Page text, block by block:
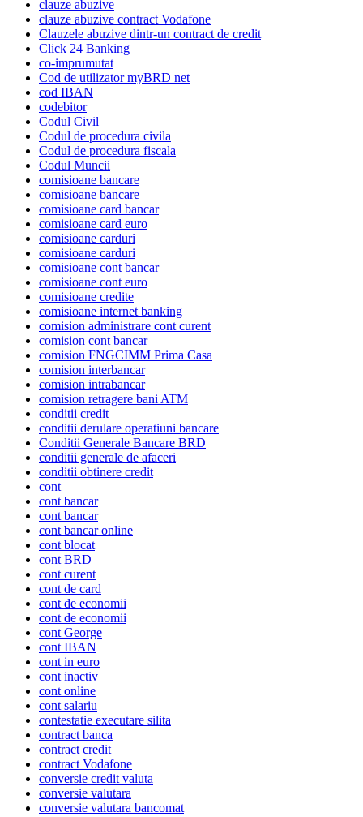
clauze abuzive
clauze abuzive contract Vodafone
Clauzele abuzive dintr-un contract de credit
Click 24 Banking
co-imprumutat
Cod de utilizator myBRD net
cod IBAN
codebitor
Codul Civil
Codul de procedura civila
Codul de procedura fiscala
Codul Muncii
comisioane bancare
comisioane bancare
comisioane card bancar
comisioane card euro
comisioane carduri
comisioane carduri
comisioane cont bancar
comisioane cont euro
comisioane credite
comisioane internet banking
comision administrare cont curent
comision cont bancar
comision FNGCIMM Prima Casa
comision interbancar
comision intrabancar
comision retragere bani ATM
conditii credit
conditii derulare operatiuni bancare
Conditii Generale Bancare BRD
conditii generale de afaceri
conditii obtinere credit
cont
cont bancar
cont bancar
cont bancar online
cont blocat
cont BRD
cont curent
cont de card
cont de economii
cont de economii
cont George
cont IBAN
cont in euro
cont inactiv
cont online
cont salariu
contestatie executare silita
contract banca
contract credit
contract Vodafone
conversie credit valuta
conversie valutara
conversie valutara bancomat